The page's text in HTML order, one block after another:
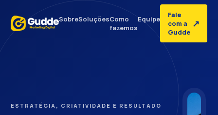
SobreSoluçõesComo
fazemos
Equipe
Fale
com a
Gudde
↗
ESTRATÉGIA, CRIATIVIDADE E RESULTADO